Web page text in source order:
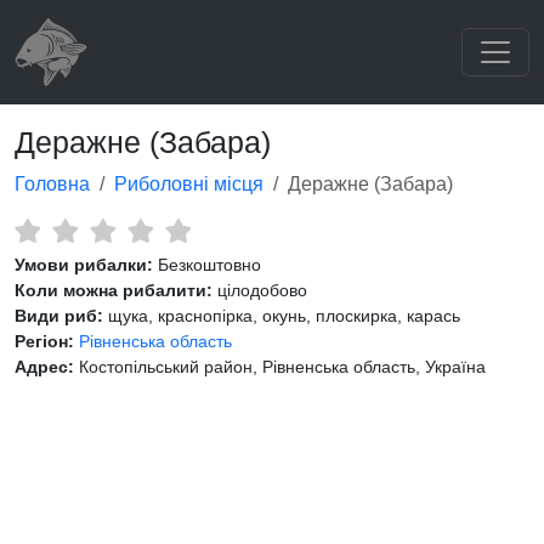
Деражне (Забара)
Головна Риболовні місця Деражне (Забара)
Умови рибалки: Безкоштовно
Коли можна рибалити: цілодобово
Види риб: щука, краснопірка, окунь, плоскирка, карась
Регіон: Рівненська область
Адрес: Костопільський район, Рівненська область, Україна